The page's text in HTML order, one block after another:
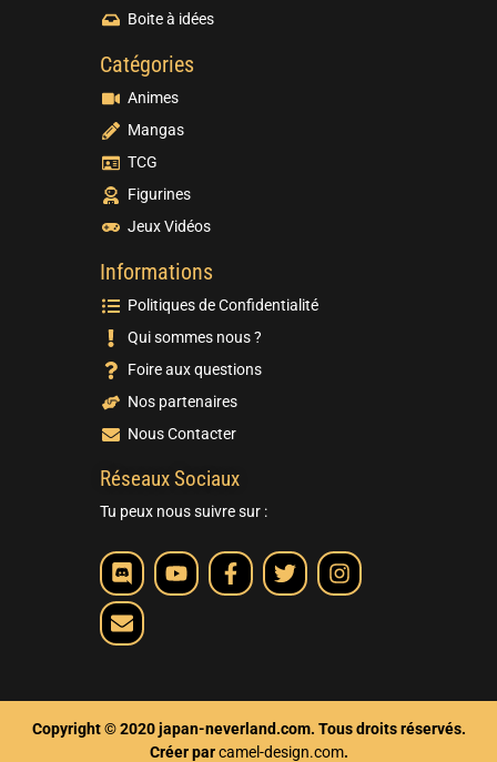
Boite à idées
Catégories
Animes
Mangas
TCG
Figurines
Jeux Vidéos
Informations
Politiques de Confidentialité
Qui sommes nous ?
Foire aux questions
Nos partenaires
Nous Contacter
Réseaux Sociaux
Tu peux nous suivre sur :
Copyright © 2020 japan-neverland.com. Tous droits réservés.
Créer parcamel-design.com.